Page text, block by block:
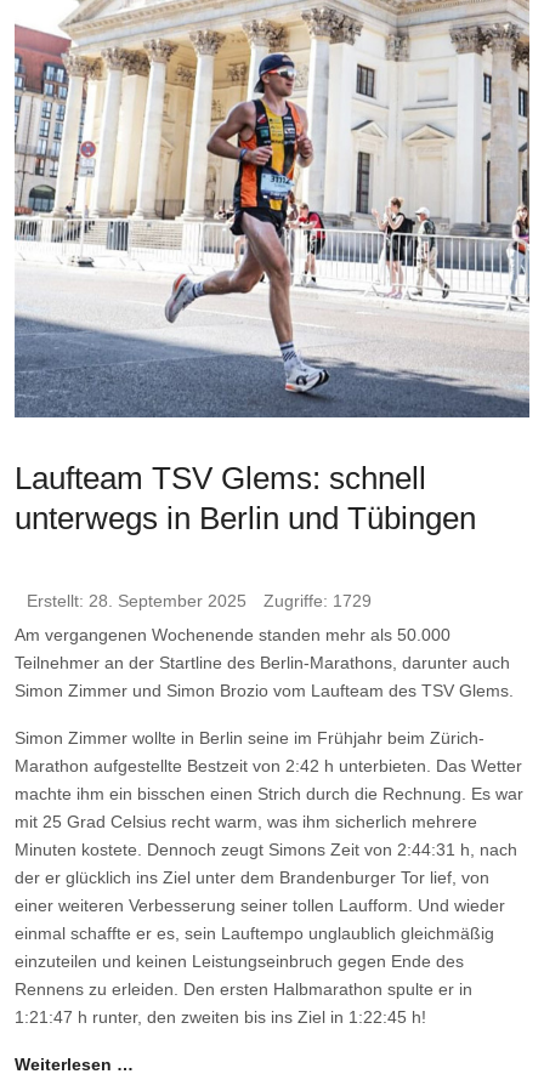
Laufteam TSV Glems: schnell
unterwegs in Berlin und Tübingen
Erstellt: 28. September 2025
Zugriffe: 1729
Am vergangenen Wochenende standen mehr als 50.000
Teilnehmer an der Startline des Berlin-Marathons, darunter auch
Simon Zimmer und Simon Brozio vom Laufteam des TSV Glems.
Simon Zimmer wollte in Berlin seine im Frühjahr beim Zürich-
Marathon aufgestellte Bestzeit von 2:42 h unterbieten. Das Wetter
machte ihm ein bisschen einen Strich durch die Rechnung. Es war
mit 25 Grad Celsius recht warm, was ihm sicherlich mehrere
Minuten kostete. Dennoch zeugt Simons Zeit von 2:44:31 h, nach
der er glücklich ins Ziel unter dem Brandenburger Tor lief, von
einer weiteren Verbesserung seiner tollen Laufform. Und wieder
einmal schaffte er es, sein Lauftempo unglaublich gleichmäßig
einzuteilen und keinen Leistungseinbruch gegen Ende des
Rennens zu erleiden. Den ersten Halbmarathon spulte er in
1:21:47 h runter, den zweiten bis ins Ziel in 1:22:45 h!
Weiterlesen …